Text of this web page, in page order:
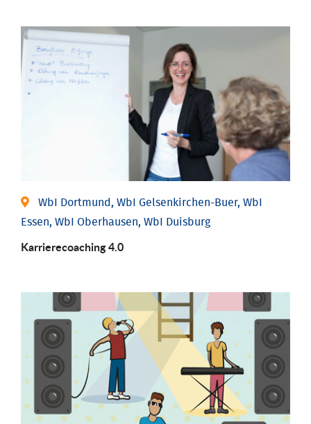
WbI Dortmund, WbI Gelsenkirchen-Buer, WbI
Essen, WbI Oberhausen, WbI Duisburg
Karriere­coaching 4.0